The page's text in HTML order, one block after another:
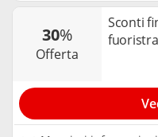
30%
offerta
Sconti